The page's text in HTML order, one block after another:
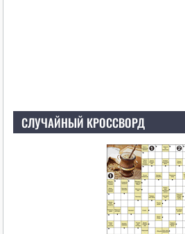
СЛУЧАЙНЫЙ КРОССВОРД